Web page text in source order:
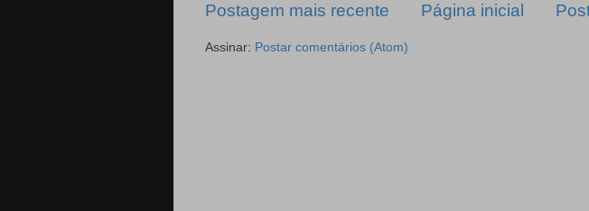
Postagem mais recente Página inicial
Assinar: Postar comentários (Atom)